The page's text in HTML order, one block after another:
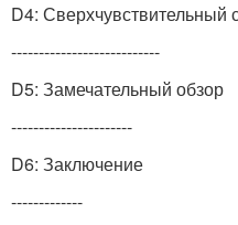
D4: Сверхчувствительный
---------------------------
D5: Замечательный обзор
----------------------
D6: Заключение
-------------